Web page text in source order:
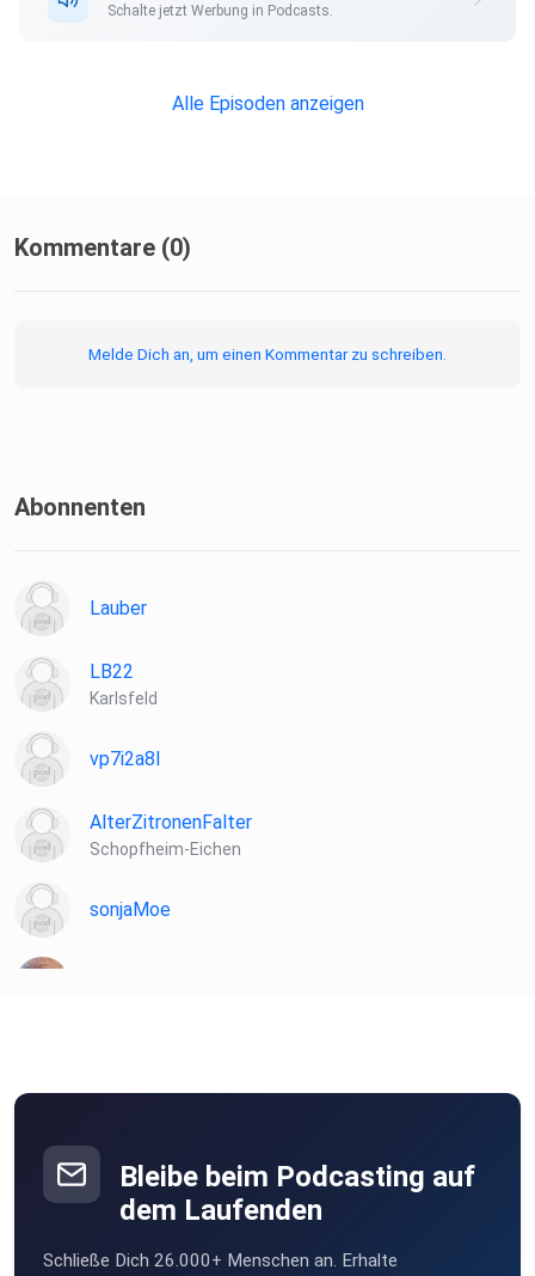
Schalte jetzt Werbung in Podcasts.
Alle Episoden anzeigen
Kommentare (0)
Melde Dich an, um einen Kommentar zu schreiben.
Abonnenten
Lauber
LB22
Karlsfeld
vp7i2a8l
AlterZitronenFalter
Schopfheim-Eichen
sonjaMoe
Amsterdam
JohannaE
Villach
Bleibe beim Podcasting auf
dem Laufenden
Schließe Dich 26.000+ Menschen an. Erhalte